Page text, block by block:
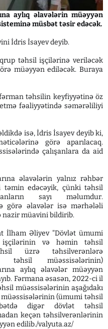
aylıq əlavələrin müəyyən
müsbət təsir edəcək.
İdris İsayev deyib.
təhsil işçilərinə veriləcək
müəyyən ediləcək. Buraya
təhsilin keyfiyyətinə öz
fəaliyyətində səmərəliliyi
isə, İdris İsayev deyib ki,
görə aparılacaq.
çalışanlara da aid
əlavələrin yalnız rəhbər
təmin edəcəyik, çünki təhsil
sayı məlumdur.
görə əlavələr isə mərhələli
nazir müavini bildirib.
İlham Əliyev "Dövlət ümumi
işçilərinin və həmin təhsil
üzrə təhsilverənlərə
müəssisələrinin)
aylıq əlavələr müəyyən
Fərmana əsasən, 2022-ci il
müəssisələrinin aşağıdakı
(ümumi təhsil
digər dövlət təhsil
keçən təhsilverənlərinin
edilib./valyuta.az/